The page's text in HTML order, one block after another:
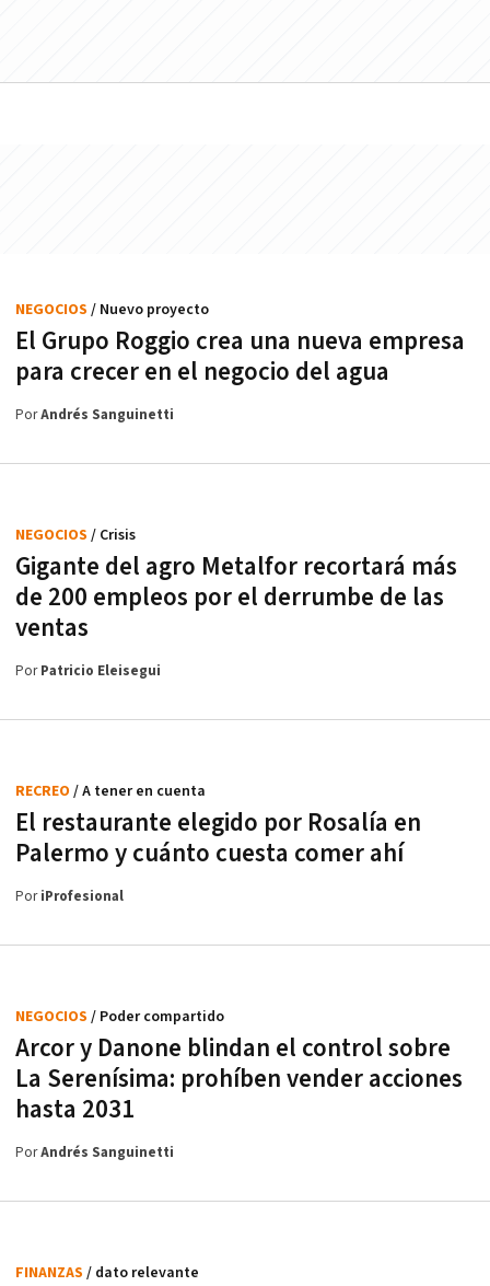
El Grupo Roggio crea una nueva empresa
para crecer en el negocio del agua
NEGOCIOS / Nuevo proyecto
PorAndrés Sanguinetti
Gigante del agro Metalfor recortará más
de 200 empleos por el derrumbe de las
ventas
NEGOCIOS / Crisis
PorPatricio Eleisegui
El restaurante elegido por Rosalía en
Palermo y cuánto cuesta comer ahí
RECREO / A tener en cuenta
PoriProfesional
Arcor y Danone blindan el control sobre
La Serenísima: prohíben vender acciones
hasta 2031
NEGOCIOS / Poder compartido
PorAndrés Sanguinetti
FINANZAS / dato relevante